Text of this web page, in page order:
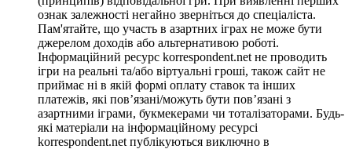
ознак залежності негайно зверніться до спеціаліста.
Пам'ятайте, що участь в азартних іграх не може бути
джерелом доходів або альтернативою роботі.
Інформаційний ресурс korrespondent.net не проводить
ігри на реальні та/або віртуальні гроші, також сайт не
приймає ні в якій формі оплату ставок та інших
платежів, які пов’язані/можуть бути пов’язані з
азартними іграми, букмекерами чи тоталізаторами. Будь-
які матеріали на інформаційному ресурсі
korrespondent.net публікуються виключно в